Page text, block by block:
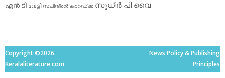
എൻ ടി വേളി സചീന്ദ്രന്‍ കാറഡ്ക്ക സുധീര്‍ പി വൈ
Copyright ©2026.
Keralaliterature.com
News Policy & Publishing
Principles